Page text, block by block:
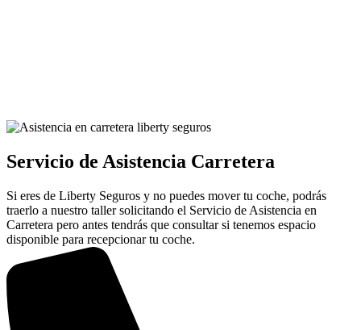
Servicio de Asistencia Carretera
Si eres de Liberty Seguros y no puedes mover tu coche, podrás
traerlo a nuestro taller solicitando el Servicio de Asistencia en
Carretera pero antes tendrás que consultar si tenemos espacio
disponible para recepcionar tu coche.